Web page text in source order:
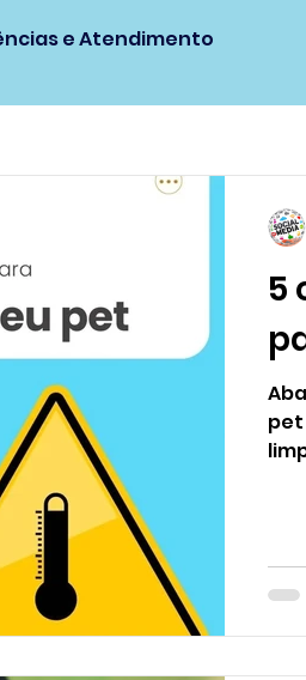
e Atendimento
5
pet